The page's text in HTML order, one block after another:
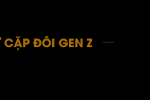
CẶP ĐÔI GEN Z